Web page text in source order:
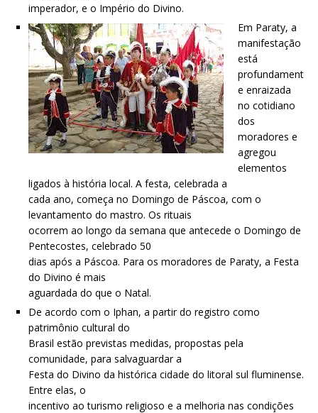
imperador, e o Império do Divino.
Em Paraty, a
manifestação
está
profundament
e enraizada
no cotidiano
dos
moradores e
agregou
elementos
ligados à história local. A festa, celebrada a
cada ano, começa no Domingo de Páscoa, com o
levantamento do mastro. Os rituais
ocorrem ao longo da semana que antecede o Domingo de
Pentecostes, celebrado 50
dias após a Páscoa. Para os moradores de Paraty, a Festa
do Divino é mais
aguardada do que o Natal.
De acordo com o Iphan, a partir do registro como
patrimônio cultural do
Brasil estão previstas medidas, propostas pela
comunidade, para salvaguardar a
Festa do Divino da histórica cidade do litoral sul fluminense.
Entre elas, o
incentivo ao turismo religioso e a melhoria nas condições